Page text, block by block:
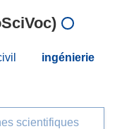
ingénierie
scientifiques